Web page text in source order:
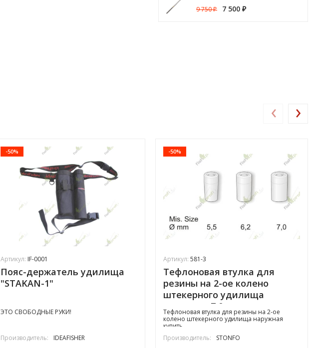
9 750₽ 7 500 ₽
-50%
Артикул: IF-0001
Пояс-держатель удилища
"STAKAN-1"
ЭТО СВОБОДНЫЕ РУКИ!
Производитель: IDEAFISHER
-50%
Артикул: 581-3
Тефлоновая втулка для
резины на 2-ое колено
штекерного удилища
наружная 7,0мм
Тефлоновая втулка для резины на 2-ое
колено штекерного удилища наружная
купить.
Производитель:
STONFO
‹ ›